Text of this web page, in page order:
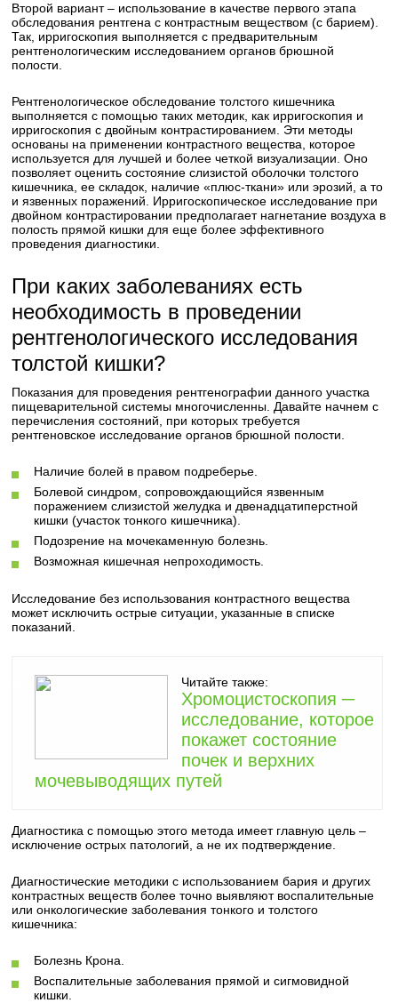
Второй вариант – использование в качестве первого этапа
обследования рентгена с контрастным веществом (с барием).
Так, ирригоскопия выполняется с предварительным
рентгенологическим исследованием органов брюшной
полости.
Рентгенологическое обследование толстого кишечника
выполняется с помощью таких методик, как ирригоскопия и
ирригоскопия с двойным контрастированием. Эти методы
основаны на применении контрастного вещества, которое
используется для лучшей и более четкой визуализации. Оно
позволяет оценить состояние слизистой оболочки толстого
кишечника, ее складок, наличие «плюс-ткани» или эрозий, а то
и язвенных поражений. Ирригоскопическое исследование при
двойном контрастировании предполагает нагнетание воздуха в
полость прямой кишки для еще более эффективного
проведения диагностики.
При каких заболеваниях есть
необходимость в проведении
рентгенологического исследования
толстой кишки?
Показания для проведения рентгенографии данного участка
пищеварительной системы многочисленны. Давайте начнем с
перечисления состояний, при которых требуется
рентгеновское исследование органов брюшной полости.
Наличие болей в правом подреберье.
Болевой синдром, сопровождающийся язвенным
поражением слизистой желудка и двенадцатиперстной
кишки (участок тонкого кишечника).
Подозрение на мочекаменную болезнь.
Возможная кишечная непроходимость.
Исследование без использования контрастного вещества
может исключить острые ситуации, указанные в списке
показаний.
Читайте также:
Хромоцистоскопия ─
исследование, которое
покажет состояние
почек и верхних
мочевыводящих путей
Диагностика с помощью этого метода имеет главную цель –
исключение острых патологий, а не их подтверждение.
Диагностические методики с использованием бария и других
контрастных веществ более точно выявляют воспалительные
или онкологические заболевания тонкого и толстого
кишечника:
Болезнь Крона.
Воспалительные заболевания прямой и сигмовидной
кишки.